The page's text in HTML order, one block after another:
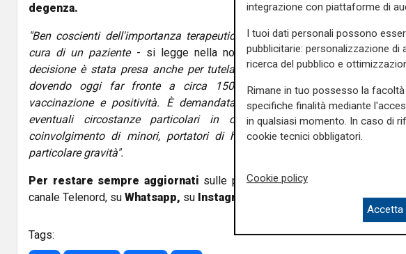
degenza.
"Ben coscienti dell'importanza terapeutica delle visite dei familiari nel
cura di un paziente- si legge nella nota licenziata dalla direzione
decisione è stata presa anche per tutelare i professionisti operativi nel
dovendo oggi far fronte a circa 150 assenze dovute a esenzioni,
vaccinazione e positività. È demandata ai direttori dei reparti la
eventuali circostanze particolari in cui consentire la visita
coinvolgimento di minori, portatori di handicap o di soggetti con
particolare gravità".
Per restare sempre aggiornati sulle principali notizie sulla Liguria
canale Telenord, su Whatsapp, su Instagram Facebook.
Tags:
integrazione con piattaforme di
I tuoi dati personali possono
pubblicitarie: personalizzazione di
ricerca del pubblico e
Rimane in tuo possesso la
specifiche finalità mediante
in qualsiasi momento. In caso di
cookie tecnici obbligatori.
Cookie policy
Accetta